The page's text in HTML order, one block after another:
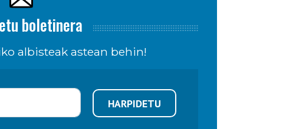
boletinera
albisteak astean behin!
HARPIDETU